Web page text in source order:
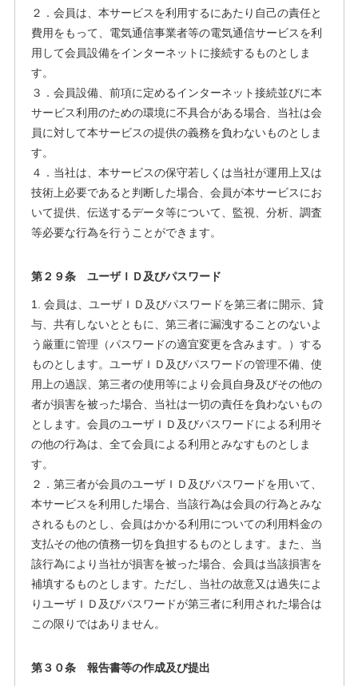
２．会員は、本サービスを利用するにあたり自己の責任と
費用をもって、電気通信事業者等の電気通信サービスを利
用して会員設備をインターネットに接続するものとしま
す。
３．会員設備、前項に定めるインターネット接続並びに本
サービス利用のための環境に不具合がある場合、当社は会
員に対して本サービスの提供の義務を負わないものとしま
す。
４．当社は、本サービスの保守若しくは当社が運用上又は
技術上必要であると判断した場合、会員が本サービスにお
いて提供、伝送するデータ等について、監視、分析、調査
等必要な行為を行うことができます。
第２９条 ユーザＩＤ及びパスワード
1. 会員は、ユーザＩＤ及びパスワードを第三者に開示、貸
与、共有しないとともに、第三者に漏洩することのないよ
う厳重に管理（パスワードの適宜変更を含みます。）する
ものとします。ユーザＩＤ及びパスワードの管理不備、使
用上の過誤、第三者の使用等により会員自身及びその他の
者が損害を被った場合、当社は一切の責任を負わないもの
とします。会員のユーザＩＤ及びパスワードによる利用そ
の他の行為は、全て会員による利用とみなすものとしま
す。
２．第三者が会員のユーザＩＤ及びパスワードを用いて、
本サービスを利用した場合、当該行為は会員の行為とみな
されるものとし、会員はかかる利用についての利用料金の
支払その他の債務一切を負担するものとします。また、当
該行為により当社が損害を被った場合、会員は当該損害を
補填するものとします。ただし、当社の故意又は過失によ
りユーザＩＤ及びパスワードが第三者に利用された場合は
この限りではありません。
第３０条 報告書等の作成及び提出